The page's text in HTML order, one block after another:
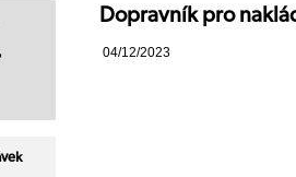
Dopravník pro
04/12/2023